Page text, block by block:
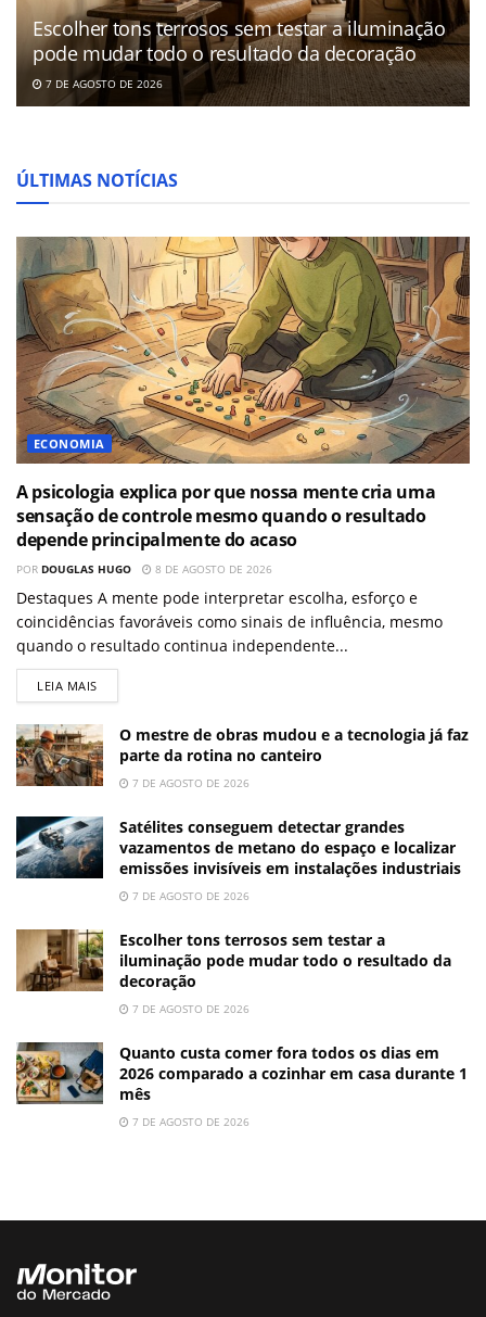
Escolher tons terrosos sem testar a iluminação
pode mudar todo o resultado da decoração
7 DE AGOSTO DE 2026
ÚLTIMAS NOTÍCIAS
ECONOMIA
A psicologia explica por que nossa mente cria uma
sensação de controle mesmo quando o resultado
depende principalmente do acaso
POR DOUGLAS HUGO 8 DE AGOSTO DE 2026
Destaques A mente pode interpretar escolha, esforço e
coincidências favoráveis como sinais de influência, mesmo
quando o resultado continua independente...
LEIA MAIS
O mestre de obras mudou e a tecnologia já faz
parte da rotina no canteiro
7 DE AGOSTO DE 2026
Satélites conseguem detectar grandes
vazamentos de metano do espaço e localizar
emissões invisíveis em instalações industriais
7 DE AGOSTO DE 2026
Escolher tons terrosos sem testar a
iluminação pode mudar todo o resultado da
decoração
7 DE AGOSTO DE 2026
Quanto custa comer fora todos os dias em
2026 comparado a cozinhar em casa durante 1
mês
7 DE AGOSTO DE 2026